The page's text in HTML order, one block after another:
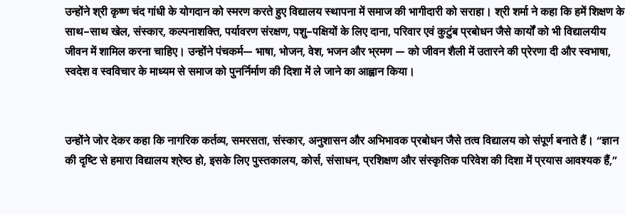
उन्होंने श्री कृष्ण चंद गांधी के योगदान को स्मरण करते हुए विद्यालय स्थापना में समाज की भागीदारी को सराहा। श्री शर्मा ने कहा कि हमें शिक्षण के
साथ-साथ खेल, संस्कार, कल्पनाशक्ति, पर्यावरण संरक्षण, पशु-पक्षियों के लिए दाना, परिवार एवं कुटुंब प्रबोधन जैसे कार्यों को भी विद्यालयीय
जीवन में शामिल करना चाहिए। उन्होंने पंचकर्म— भाषा, भोजन, वेश, भजन और भ्रमण — को जीवन शैली में उतारने की प्रेरणा दी और स्वभाषा,
स्वदेश व स्वविचार के माध्यम से समाज को पुनर्निर्माण की दिशा में ले जाने का आह्वान किया।
उन्होंने जोर देकर कहा कि नागरिक कर्तव्य, समरसता, संस्कार, अनुशासन और अभिभावक प्रबोधन जैसे तत्व विद्यालय को संपूर्ण बनाते हैं। “ज्ञान
की दृष्टि से हमारा विद्यालय श्रेष्ठ हो, इसके लिए पुस्तकालय, कोर्स, संसाधन, प्रशिक्षण और संस्कृतिक परिवेश की दिशा में प्रयास आवश्यक हैं,”